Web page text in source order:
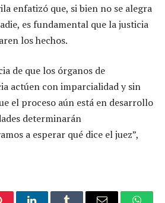
enfatizó que, si bien no se alegra
es fundamental que la justicia
los hechos.
de que los órganos de
actúen con imparcialidad y sin
el proceso aún está en desarrollo
determinarán
a esperar qué dice el juez”,